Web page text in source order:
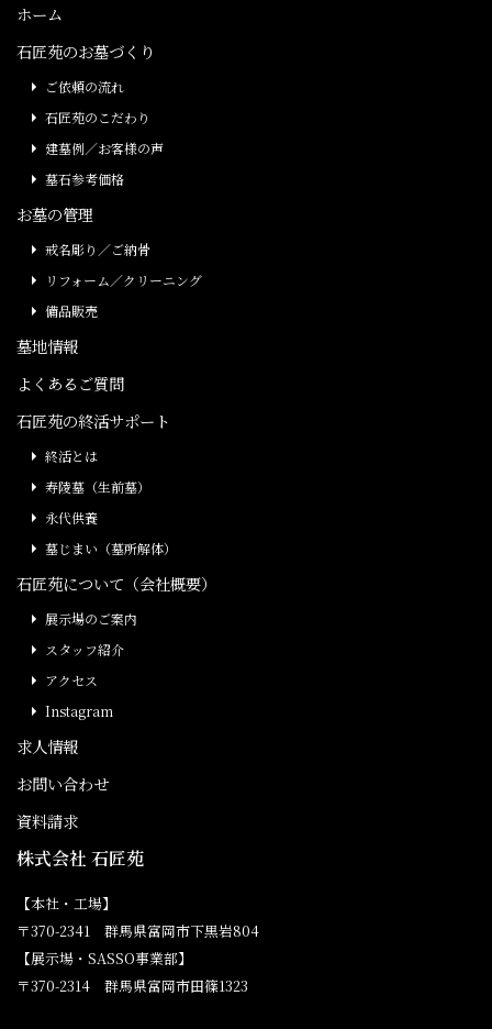
ホーム
石匠苑のお墓づくり
ご依頼の流れ
石匠苑のこだわり
建墓例／お客様の声
墓石参考価格
お墓の管理
戒名彫り／ご納骨
リフォーム／クリーニング
備品販売
墓地情報
よくあるご質問
石匠苑の終活サポート
終活とは
寿陵墓（生前墓）
永代供養
墓じまい（墓所解体）
石匠苑について（会社概要）
展示場のご案内
スタッフ紹介
アクセス
Instagram
求人情報
お問い合わせ
資料請求
株式会社 石匠苑
【本社・工場】
〒370-2341 群馬県富岡市下黒岩804
【展示場・SASSO事業部】
〒370-2314 群馬県富岡市田篠1323